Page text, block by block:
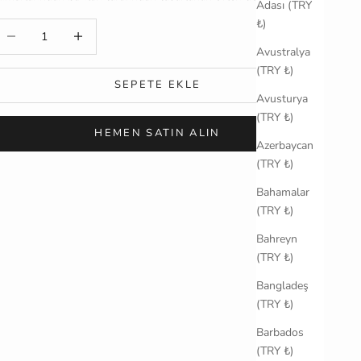
Adası (TRY
₺)
Avustralya
(TRY ₺)
Avusturya
(TRY ₺)
Azerbaycan
(TRY ₺)
Bahamalar
(TRY ₺)
Bahreyn
(TRY ₺)
Bangladeş
(TRY ₺)
Barbados
(TRY ₺)
SEPETE EKLE
HEMEN SATIN ALIN